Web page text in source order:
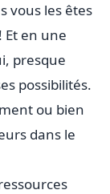
vous les êtes
Et en une
presque
possibilités.
ou bien
dans le